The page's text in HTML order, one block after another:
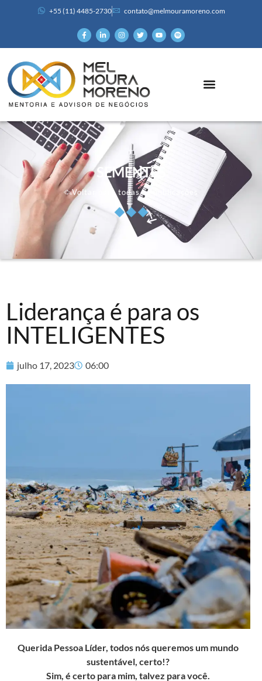
+55 (11) 4485-2730 contato@melmouramoreno.com
SEMENTES
Voltar para todas as publicações
Liderança é para os
INTELIGENTES
julho 17, 2023 06:00
Querida Pessoa Líder, todos nós queremos um mundo
sustentável, certo!?
Sim, é certo para mim, talvez para você.